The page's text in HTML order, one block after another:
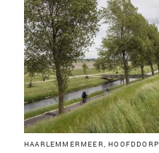
HAARLEMMERMEER, HOOFDDORP